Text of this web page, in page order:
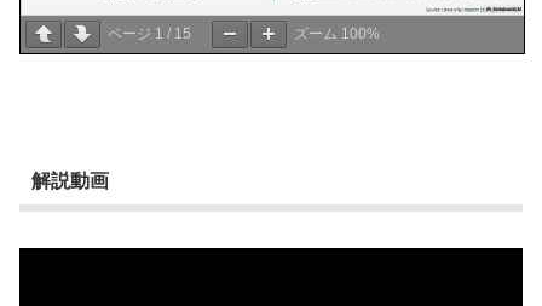
ページ 1 / 15 ズーム 100%
解説動画